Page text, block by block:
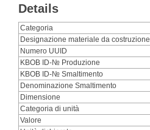
Details
Categoria
Designazione materiale da costruzione
Numero UUID
KBOB ID-№ Produzione
KBOB ID-№ Smaltimento
Denominazione Smaltimento
Dimensione
Categoria di unità
Valore